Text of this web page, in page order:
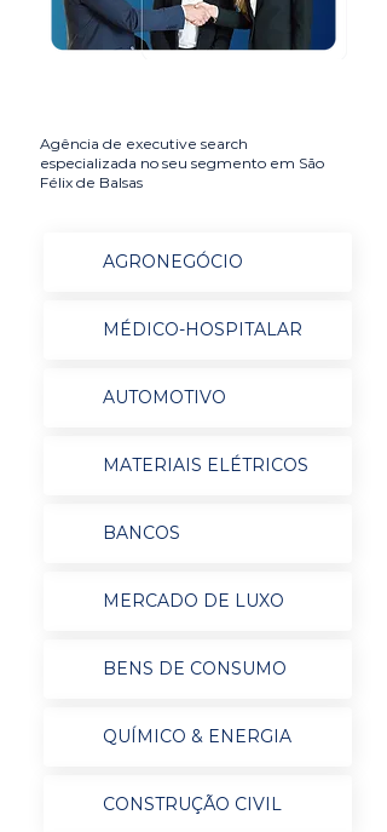
Agência de executive search
especializada no seu segmento em São
Félix de Balsas
AGRONEGÓCIO
MÉDICO-HOSPITALAR
AUTOMOTIVO
MATERIAIS ELÉTRICOS
BANCOS
MERCADO DE LUXO
BENS DE CONSUMO
QUÍMICO & ENERGIA
CONSTRUÇÃO CIVIL